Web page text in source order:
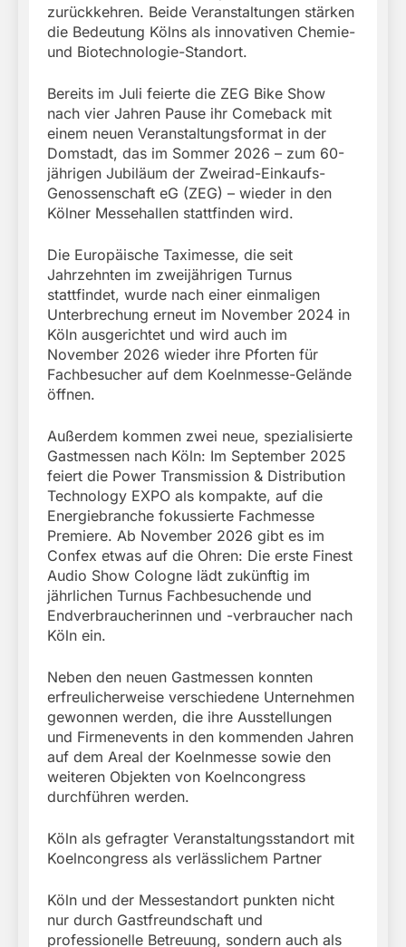
zurückkehren. Beide Veranstaltungen stärken
die Bedeutung Kölns als innovativen Chemie-
und Biotechnologie-Standort.
Bereits im Juli feierte die ZEG Bike Show
nach vier Jahren Pause ihr Comeback mit
einem neuen Veranstaltungsformat in der
Domstadt, das im Sommer 2026 – zum 60-
jährigen Jubiläum der Zweirad-Einkaufs-
Genossenschaft eG (ZEG) – wieder in den
Kölner Messehallen stattfinden wird.
Die Europäische Taximesse, die seit
Jahrzehnten im zweijährigen Turnus
stattfindet, wurde nach einer einmaligen
Unterbrechung erneut im November 2024 in
Köln ausgerichtet und wird auch im
November 2026 wieder ihre Pforten für
Fachbesucher auf dem Koelnmesse-Gelände
öffnen.
Außerdem kommen zwei neue, spezialisierte
Gastmessen nach Köln: Im September 2025
feiert die Power Transmission & Distribution
Technology EXPO als kompakte, auf die
Energiebranche fokussierte Fachmesse
Premiere. Ab November 2026 gibt es im
Confex etwas auf die Ohren: Die erste Finest
Audio Show Cologne lädt zukünftig im
jährlichen Turnus Fachbesuchende und
Endverbraucherinnen und -verbraucher nach
Köln ein.
Neben den neuen Gastmessen konnten
erfreulicherweise verschiedene Unternehmen
gewonnen werden, die ihre Ausstellungen
und Firmenevents in den kommenden Jahren
auf dem Areal der Koelnmesse sowie den
weiteren Objekten von Koelncongress
durchführen werden.
Köln als gefragter Veranstaltungsstandort mit
Koelncongress als verlässlichem Partner
Köln und der Messestandort punkten nicht
nur durch Gastfreundschaft und
professionelle Betreuung, sondern auch als